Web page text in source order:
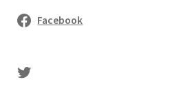
Facebook
sasaki's Twitter